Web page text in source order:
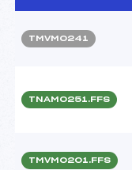
TMVM0241
TNAM0251.FFS
TMVM0201.FFS